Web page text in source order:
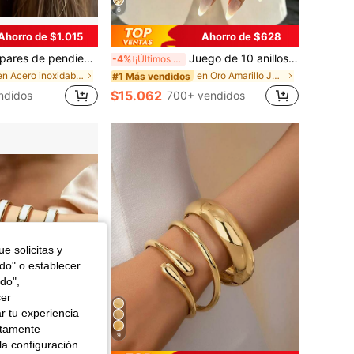
de $1.015
inoxidable de alta calidad con baño de oro, hipoalergénicos, minimalistas y elegantes, accesorios de joyería de moda para mujeres, adecuados para uso diario o fiestas, un regalo refinado para ella
en Acero inoxidable Conjuntos de Aretes para Mujer
6
Ahorro de $628
-4% ¡Últimos 3 días Juego de 10 anillos anchos y gruesos para mujer, estilo minimalista elegante y vintage, con círculo hueco geométrico, textura asimétrica arrugada, diseño cruzado multicapa liso y sencillo, ideal para vacaciones, fiestas, citas, uso diario, regalo, boho chic
#1 Más vendidos en Oro Amarillo Juegos de anillos para mujer
$15.062 700+ vendidos
9
solicitas y
o establecer
tu experiencia
configuración